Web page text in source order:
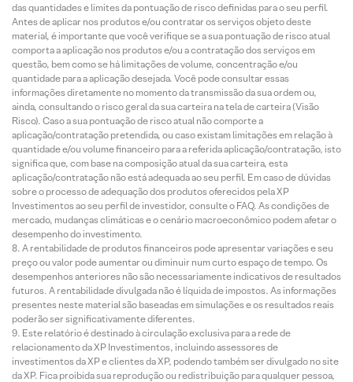
das quantidades e limites da pontuação de risco definidas para o seu perfil.
Antes de aplicar nos produtos e/ou contratar os serviços objeto deste
material, é importante que você verifique se a sua pontuação de risco atual
comporta a aplicação nos produtos e/ou a contratação dos serviços em
questão, bem como se há limitações de volume, concentração e/ou
quantidade para a aplicação desejada. Você pode consultar essas
informações diretamente no momento da transmissão da sua ordem ou,
ainda, consultando o risco geral da sua carteira na tela de carteira (Visão
Risco). Caso a sua pontuação de risco atual não comporte a
aplicação/contratação pretendida, ou caso existam limitações em relação à
quantidade e/ou volume financeiro para a referida aplicação/contratação, isto
significa que, com base na composição atual da sua carteira, esta
aplicação/contratação não está adequada ao seu perfil. Em caso de dúvidas
sobre o processo de adequação dos produtos oferecidos pela XP
Investimentos ao seu perfil de investidor, consulte o FAQ. As condições de
mercado, mudanças climáticas e o cenário macroeconômico podem afetar o
desempenho do investimento.
A rentabilidade de produtos financeiros pode apresentar variações e seu
preço ou valor pode aumentar ou diminuir num curto espaço de tempo. Os
desempenhos anteriores não são necessariamente indicativos de resultados
futuros. A rentabilidade divulgada não é líquida de impostos. As informações
presentes neste material são baseadas em simulações e os resultados reais
poderão ser significativamente diferentes.
Este relatório é destinado à circulação exclusiva para a rede de
relacionamento da XP Investimentos, incluindo assessores de
investimentos da XP e clientes da XP, podendo também ser divulgado no site
da XP. Fica proibida sua reprodução ou redistribuição para qualquer pessoa,